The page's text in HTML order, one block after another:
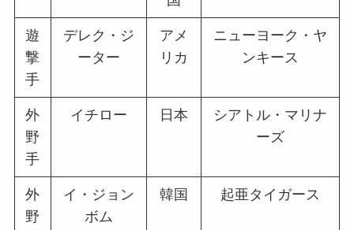
遊
撃
手
デレク・ジ
ーター
アメ
リカ
ニューヨーク・ヤ
ンキース
外
野
手
イチロー 日本
シアトル・マリナ
ーズ
外
野
イ・ジョン
ボム
韓国 起亜タイガース